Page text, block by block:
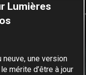
Lumières
neuve, une version
mérite d’être à jour